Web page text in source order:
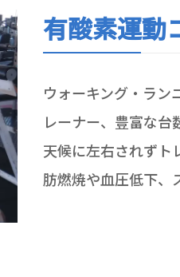
有酸素運動
ウォーキング・ラン
レーナー、豊富な台
天候に左右されずト
肪燃焼や血圧低下、